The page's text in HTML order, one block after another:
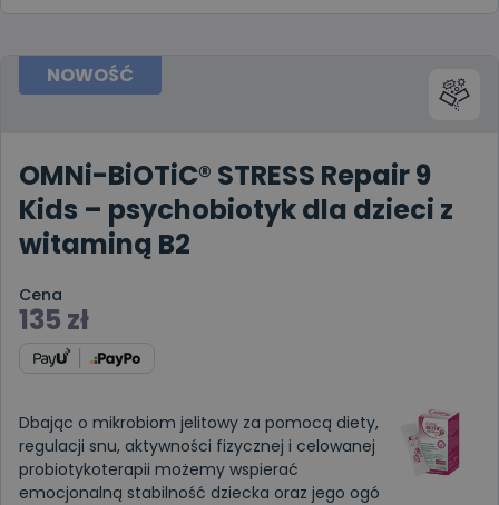
NOWOŚĆ
OMNi-BiOTiC® STRESS Repair 9
Kids – psychobiotyk dla dzieci z
witaminą B2
Cena
135 zł
Dbając o mikrobiom jelitowy za pomocą diety,
regulacji snu, aktywności fizycznej i celowanej
probiotykoterapii możemy wspierać
emocjonalną stabilność dziecka oraz jego ogó